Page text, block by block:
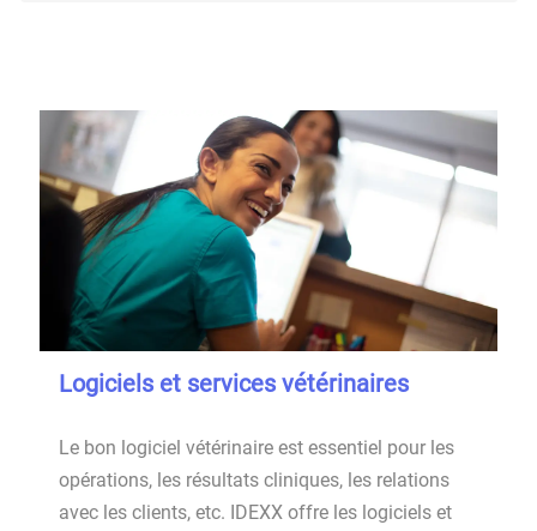
Logiciels et services vétérinaires
Le bon logiciel vétérinaire est essentiel pour les
opérations, les résultats cliniques, les relations
avec les clients, etc. IDEXX offre les logiciels et